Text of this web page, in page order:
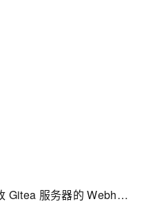
如何清理 docker 磁盘空间+修改 Gitea 服务器的 Webhook 设置+前端一些好学好用的代码规范-git hook+husky + commitlint